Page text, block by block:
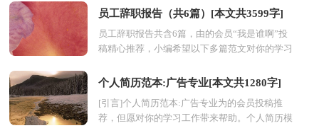
篇父亲初...
员工辞职报告（共6篇）[本文共3599字]
员工辞职报告共含6篇，由的会员“我是谁啊”投
稿精心推荐，小编希望以下多篇范文对你的学习
告猜你正在...
个人简历范本:广告专业[本文共1280字]
[引言]个人简历范本:广告专业为的会员投稿推
荐，但愿对你的学习工作带来帮助。个人简历模